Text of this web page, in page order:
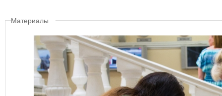
Материалы